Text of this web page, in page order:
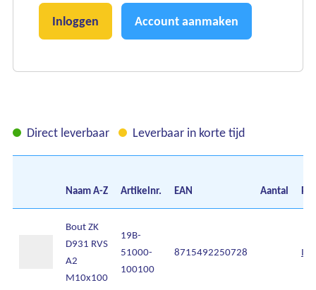
Inloggen Account aanmaken
Direct leverbaar Leverbaar in korte tijd
NaamA-Z Artikelnr. EAN Aantal
Bout ZK
D931 RVS
A2
M10x100
19B-
51000-
100100
8715492250728